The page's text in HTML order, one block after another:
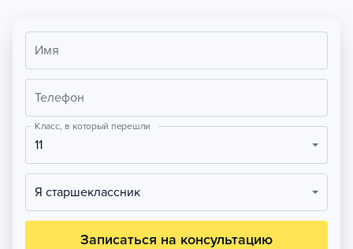
Имя
Телефон
Класс, в который перешли
11
Я старшеклассник
Записаться на консультацию